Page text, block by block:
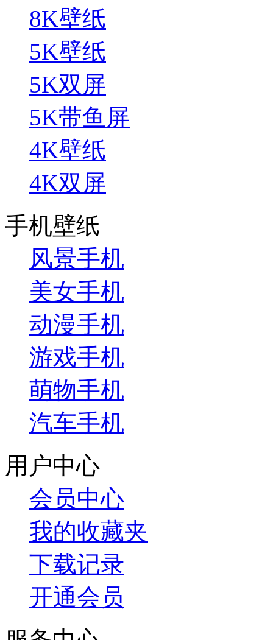
8K壁纸
5K壁纸
5K双屏
5K带鱼屏
4K壁纸
4K双屏
手机壁纸
风景手机
美女手机
动漫手机
游戏手机
萌物手机
汽车手机
用户中心
会员中心
我的收藏夹
下载记录
开通会员